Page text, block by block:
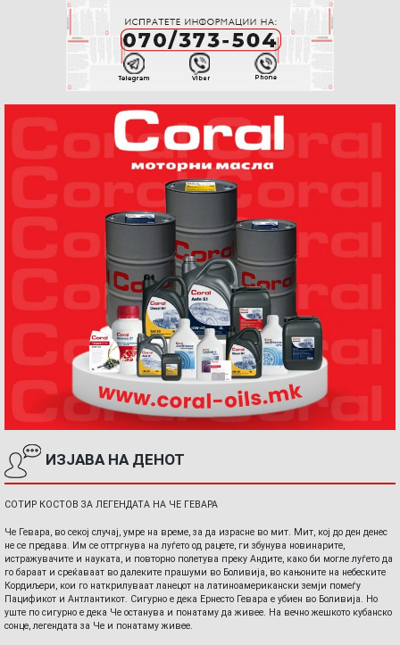
ИЗЈАВА НА ДЕНОТ
СОТИР КОСТОВ ЗА ЛЕГЕНДАТА НА ЧЕ ГЕВАРА
Че Гевара, во секој случај, умре на време, за да израсне во мит. Мит, кој до ден денес
не се предава. Им се оттргнува на луѓето од рацете, ги збунува новинарите,
истражувачите и науката, и повторно полетува преку Андите, како би могле луѓето да
го бараат и среќаваат во далеките прашуми во Боливија, во кањоните на небеските
Кордиљери, кои го наткрилуваат ланецот на латиноамерикански земји помеѓу
Пацификот и Антлантикот. Сигурно е дека Ернесто Гевара е убиен во Боливија. Но
уште по сигурно е дека Че останува и понатаму да живее. На вечно жешкото кубанско
сонце, легендата за Че и понатаму живее.